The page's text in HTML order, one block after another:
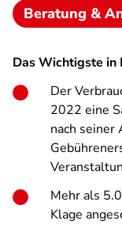
Beratung &
Das Wichtigste in
Der
2022 eine
nach seiner
Mehr als
Klage